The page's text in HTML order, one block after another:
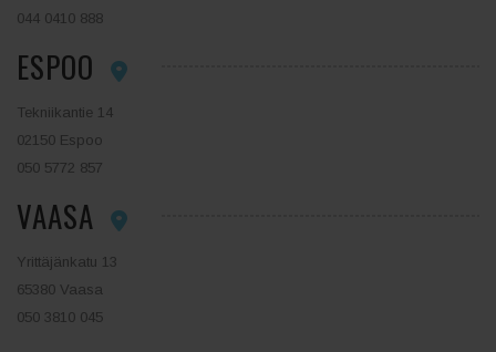
044 0410 888
ESPOO
Tekniikantie 14
02150 Espoo
050 5772 857
VAASA
Yrittäjänkatu 13
65380 Vaasa
050 3810 045